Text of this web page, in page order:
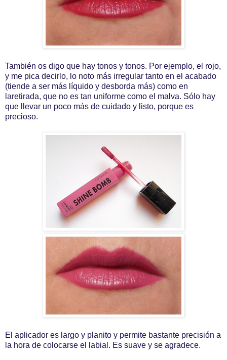
También os digo que hay tonos y tonos. Por ejemplo, el rojo,
y me pica decirlo, lo noto más irregular tanto en el acabado
(tiende a ser más líquido y desborda más) como en
laretirada, que no es tan uniforme como el malva. Sólo hay
que llevar un poco más de cuidado y listo, porque es
precioso.
El aplicador es largo y planito y permite bastante precisión a
la hora de colocarse el labial. Es suave y se agradece.